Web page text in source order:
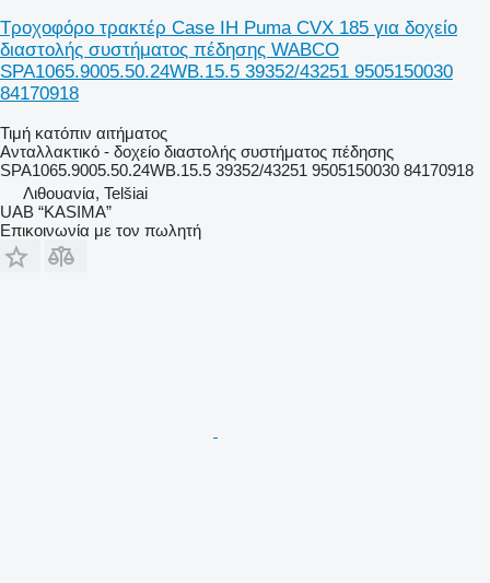
Τροχοφόρο τρακτέρ Case IH Puma CVX 185 για δοχείο
διαστολής συστήματος πέδησης WABCO
SPA1065.9005.50.24WB.15.5 39352/43251 9505150030
84170918
Τιμή κατόπιν αιτήματος
Ανταλλακτικό - δοχείο διαστολής συστήματος πέδησης
SPA1065.9005.50.24WB.15.5 39352/43251 9505150030 84170918
Λιθουανία, Telšiai
UAB “KASIMA”
Επικοινωνία με τον πωλητή